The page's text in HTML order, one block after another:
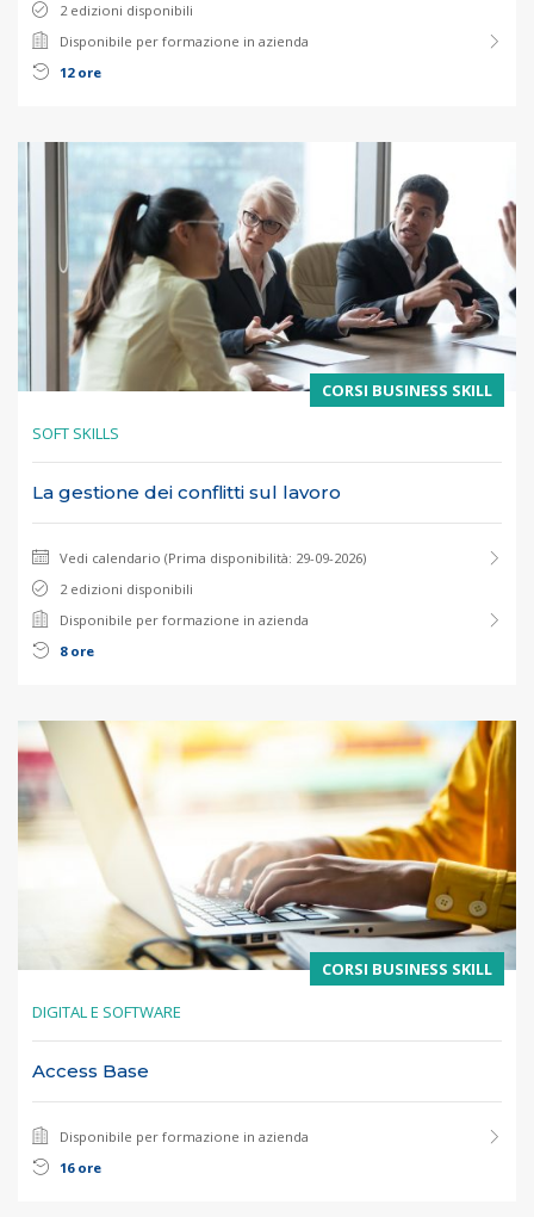
2 edizioni disponibili
Disponibile per formazione in azienda
12 ore
CORSI BUSINESS SKILL
SOFT SKILLS
La gestione dei conflitti sul lavoro
Vedi calendario (Prima disponibilità: 29-09-2026)
2 edizioni disponibili
Disponibile per formazione in azienda
8 ore
CORSI BUSINESS SKILL
DIGITAL E SOFTWARE
Access Base
Disponibile per formazione in azienda
16 ore